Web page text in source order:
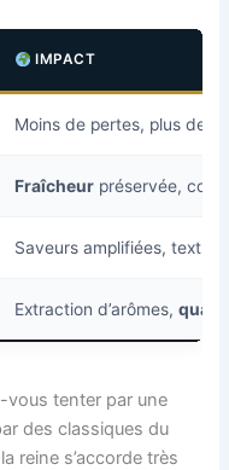
IMPACT
Moins de pertes, plus de
Fraîcheur préservée,
Saveurs amplifiées,
Extraction d’arômes,
vous tenter par une
des classiques du
reine s’accorde très